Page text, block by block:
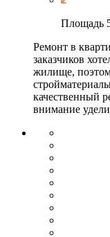
Площадь
Ремонт в
заказчиков
жилище,
качественный
внимание